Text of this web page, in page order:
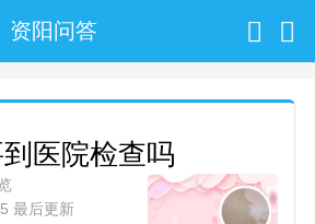
资阳问答
医院检查吗
最后更新